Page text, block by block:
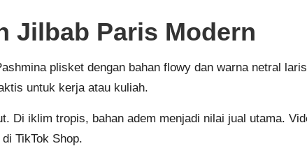
Jilbab Paris Modern
plisket dengan bahan flowy dan warna netral
untuk kerja atau kuliah.
Di iklim tropis, bahan adem menjadi nilai jual utama.
TikTok Shop.